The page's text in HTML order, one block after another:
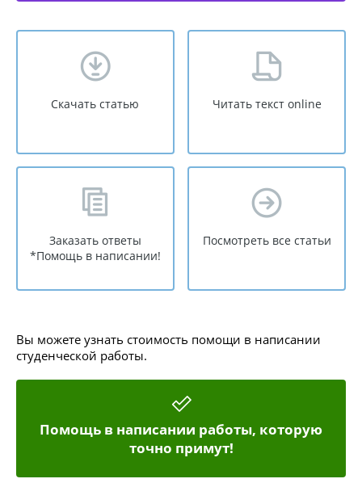
Скачать статью Читать текст online
Заказать ответы
*Помощь в написании!
Посмотреть все статьи
Вы можете узнать стоимость помощи в написании
студенческой работы.
Помощь в написании работы, которую
точно примут!